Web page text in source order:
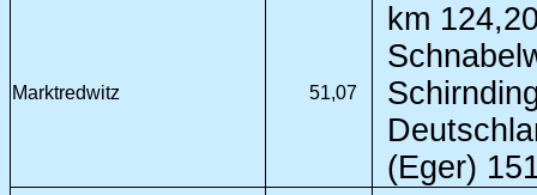
Marktredwitz 51,07
km
(Eger)